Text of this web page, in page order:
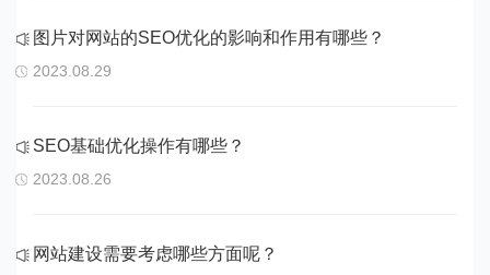
图片对网站的SEO优化的影响和作用有哪些？
2023.08.29
SEO基础优化操作有哪些？
2023.08.26
网站建设需要考虑哪些方面呢？